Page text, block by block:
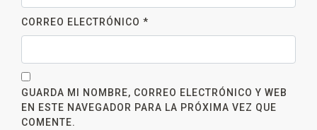
CORREO ELECTRÓNICO *
GUARDA MI NOMBRE, CORREO ELECTRÓNICO Y WEB
EN ESTE NAVEGADOR PARA LA PRÓXIMA VEZ QUE
COMENTE.